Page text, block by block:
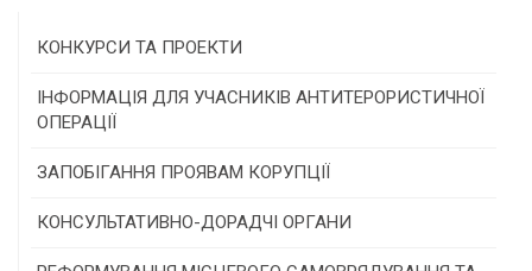
КОНКУРСИ ТА ПРОЕКТИ
Конкурс проектів та програм місцевого
самоврядування
Конкурс інститутів громадянського суспільства
Програми/конкурси МТД
ІНФОРМАЦІЯ ДЛЯ УЧАСНИКІВ АНТИТЕРОРИСТИЧНОЇ
ОПЕРАЦІЇ
ЗАПОБІГАННЯ ПРОЯВАМ КОРУПЦІЇ
КОНСУЛЬТАТИВНО-ДОРАДЧІ ОРГАНИ